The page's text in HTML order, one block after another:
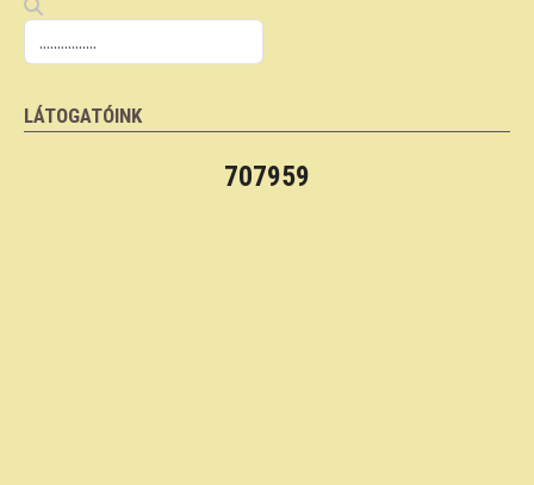
LÁTOGATÓINK
707959